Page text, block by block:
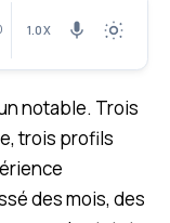
1.0X
notable. Trois
trois profils
des mois, des